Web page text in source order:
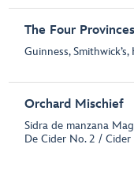
The Four Provinces
Guinness,
Orchard Mischief
Sidra de manzana
De Cider No. 2 /